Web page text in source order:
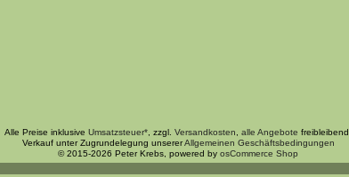
Alle Preise inklusive Umsatzsteuer* , zzgl. Versandkosten alle Angebote freibleibend.
Verkauf unter Zugrundelegung unsererAllgemeinen Geschäftsbedingungen
© 2015-2026 Peter Krebs, powered by osCommerce Shop